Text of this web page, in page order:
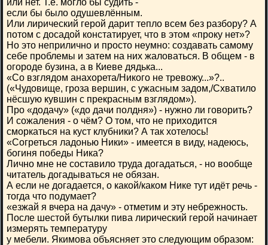
или нет. Т.е. могло бы судить -
если бы было одушевлённым.
Или лирический герой дарит тепло всем без разбору? А
потом с досадой констатирует, что в этом «проку нет»?
Но это неприлично и просто неумно: создавать самому
себе проблемы и затем на них жаловаться. В общем - в
огороде бузина, а в Киеве дядька...
«Со взглядом анахорета/Никого не тревожу...»?..
(«Чудовище, гроза вершин, с ужасным задом,/Схватило
нёсшую кувшин с прекрасным взглядом»).
Про «додачу» («до дачи полдня») - нужно ли говорить?
И сожаления - о чём? О том, что не приходится
сморкаться на куст клубники? А так хотелось!
«Согреться ладонью Ники» - имеется в виду, надеюсь,
богиня победы Ника?
Лично мне не составило труда догадаться, - но вообще
читатель догадываться не обязан.
А если не догадается, о какой/каком Нике тут идёт речь -
тогда что подумает?
«езжай я вчера на дачу» - отметим и эту небрежность.
После шестой бутылки пива лирический герой начинает
измерять температуру
у мебели. Якимова объясняет это следующим образом: